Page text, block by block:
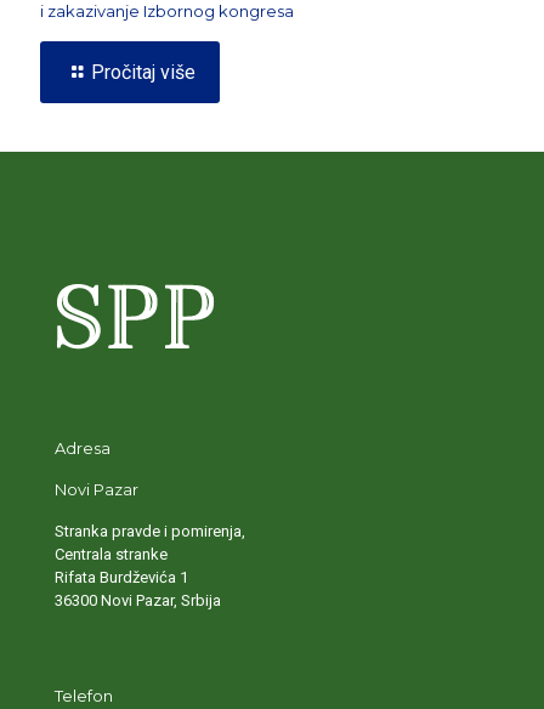
i zakazivanje Izbornog kongresa
Pročitaj više
Adresa
Novi Pazar
Stranka pravde i pomirenja,
Centrala stranke
Rifata Burdževića 1
36300 Novi Pazar, Srbija
Telefon